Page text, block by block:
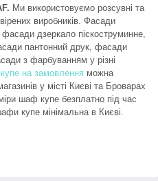
Ми використовуємо розсувні та
виробників. Фасади
фасади дзеркало піскоструминне,
пантонний друк, фасади
з фарбуванням у різні
на замовлення можна
у місті Києві та Броварах
шаф купе безплатно під час
купе мінімальна в Києві.